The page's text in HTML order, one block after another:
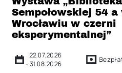
Sempołowskiej 54 a
Wrocławiu w czerni
eksperymentalnej”
22.07.2026
- 31.08.2026